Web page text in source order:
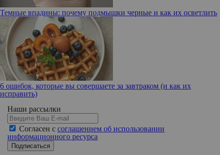
Темные впадины: почему подмышки черные и как их осветлить
6 ошибок, которые вы совершаете за завтраком (и как их
исправить)
Наши рассылки
Согласен с соглашением об использовании
информационного ресурса
Подписаться